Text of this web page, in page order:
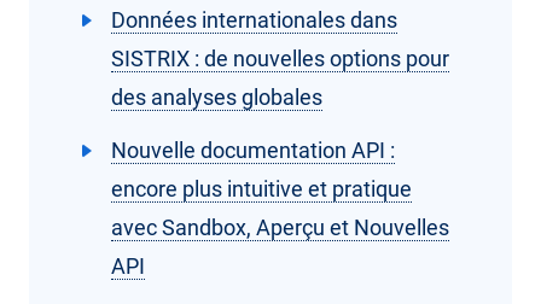
Données internationales dans
SISTRIX : de nouvelles options pour
des analyses globales
Nouvelle documentation API :
encore plus intuitive et pratique
avec Sandbox, Aperçu et Nouvelles
API